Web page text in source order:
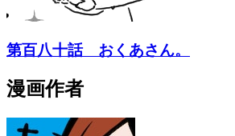
第百八十話 おくあさん。
漫画作者